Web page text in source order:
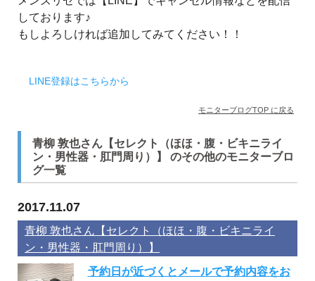
しております♪
もしよろしければ追加してみてください！！
LINE登録はこちらから
モニターブログTOP に戻る
青柳 敦也さん【セレクト（ほほ・腹・ビキニライ
ン・男性器・肛門周り）】 のその他のモニターブロ
グ一覧
2017.11.07
青柳 敦也さん【セレクト（ほほ・腹・ビキニライ
ン・男性器・肛門周り）】
予約日が近づくとメールで予約内容をお